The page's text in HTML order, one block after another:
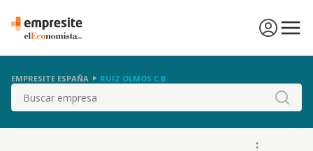
EMPRESITE ESPAÑA RUIZ OLMOS C.B.
Buscar